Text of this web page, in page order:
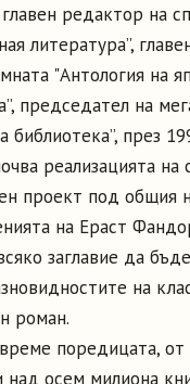
редактор на
литература”,
"Антология на
председател на
библиотека”, през
реализацията на
проект под общия
на Ераст
заглавие да
на
роман.
поредицата, от
осем милиона